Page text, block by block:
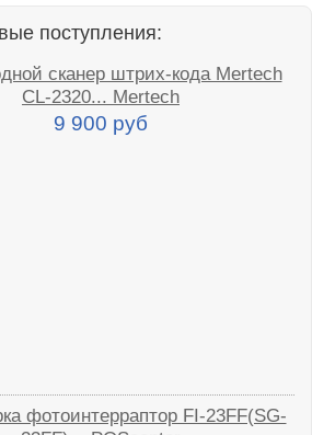
поступления:
сканер штрих-кода Mertech
CL-2320... Mertech
9 900 руб
фотоинтерраптор FI-23FF(SG-